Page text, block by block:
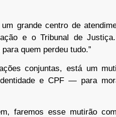
grande centro de
e o Tribunal de
quem perdeu tudo.”
conjuntas, está um
e CPF — para
faremos esse mutirão